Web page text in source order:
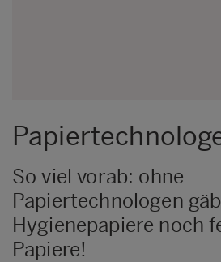
So viel vorab: ohne
Papiertechnologen
Hygienepapiere noch
Papiere!